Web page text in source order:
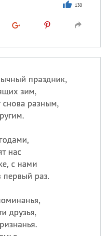
130
праздник,
зим,
разным,
нас
с нами
раз.
друзья,